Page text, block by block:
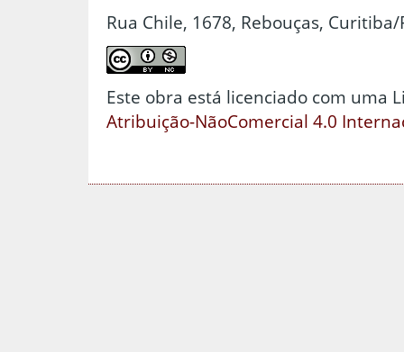
Rua Chile, 1678, Rebouças, Curitiba/
Este obra está licenciado com uma
Atribuição-NãoComercial 4.0